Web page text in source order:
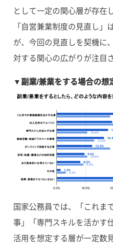
として一定の関心層が存在
「自営兼業制度の見直し」
が、今回の見直しを契機に
対する関心の広がりが注目
▼副業/兼業をする場合の想
国家公務員では、「これま
事」「専門スキルを活かす
活用を想定する層が一定数